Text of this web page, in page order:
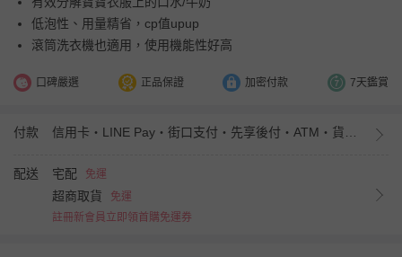
低泡性、用量精省，cp值upup
滾筒洗衣機也適用，使用機能性好高
口碑嚴選 正品保證 加密付款 7天鑑賞
付款
配送 宅配 免運
超商取貨
免運
註冊新會員立即領首購免運券